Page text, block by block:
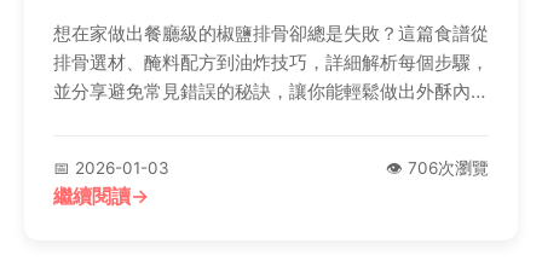
想在家做出餐廳級的椒鹽排骨卻總是失敗？這篇食譜從
排骨選材、醃料配方到油炸技巧，詳細解析每個步驟，
並分享避免常見錯誤的秘訣，讓你能輕鬆做出外酥內嫩
📅 2026-01-03 👁️ 706次瀏覽
繼續閱讀